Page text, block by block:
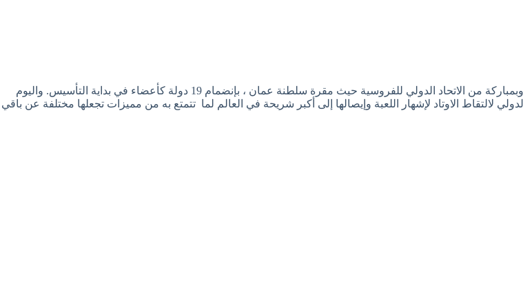
تم إشهار الاتحاد الدولي لالتقاط الاوتاد في27 أكتوبر من عام 2013 بسلطنة عمان في مسقط وبمباركة من الاتحاد الدولي للفروسية حيث مقرة سلطنة عمان ، بإنضمام 19 دولة كأعضاء في بداية التأسيس. واليوم
الاتحاد الدولي لالتقاط الاوتاد لإشهار اللعبة وإيصالها إلى أكبر شريحة في العالم لما تتمتع به من مميزات تجعلها مختلفة عن باقي